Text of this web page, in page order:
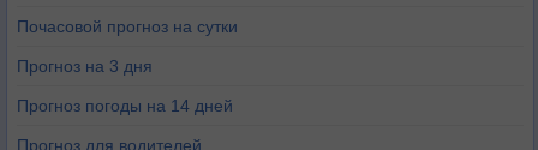
Почасовой прогноз на сутки
Прогноз на 3 дня
Прогноз погоды на 14 дней
Прогноз для водителей